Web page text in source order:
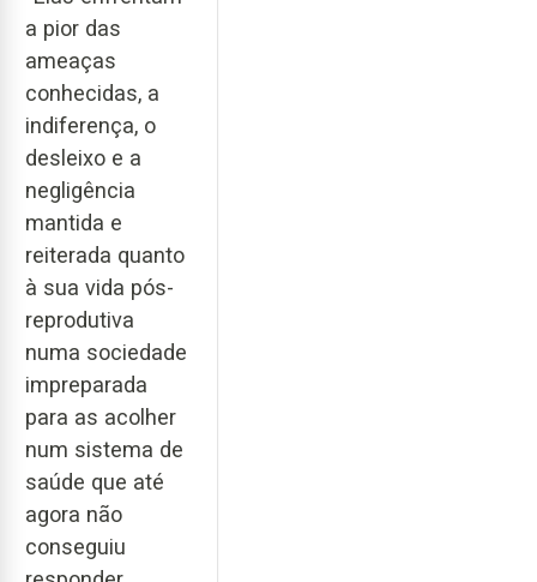
a pior das
ameaças
conhecidas, a
indiferença, o
desleixo e a
negligência
mantida e
reiterada quanto
à sua vida pós-
reprodutiva
numa sociedade
impreparada
para as acolher
num sistema de
saúde que até
agora não
conseguiu